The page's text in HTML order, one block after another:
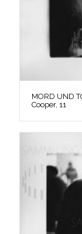
MORD UND
Cooper, 11